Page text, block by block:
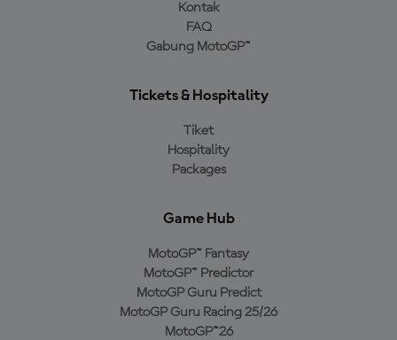
Kontak
FAQ
Gabung MotoGP™
Tickets & Hospitality
Tiket
Hospitality
Packages
Game Hub
MotoGP™ Fantasy
MotoGP™ Predictor
MotoGP Guru Predict
MotoGP Guru Racing 25/26
MotoGP™26